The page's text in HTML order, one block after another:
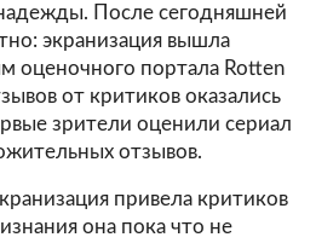
После сегодняшней
экранизация вышла
оценочного портала Rotten
от критиков оказались
зрители оценили сериал
отзывов.
привела критиков
она пока что не